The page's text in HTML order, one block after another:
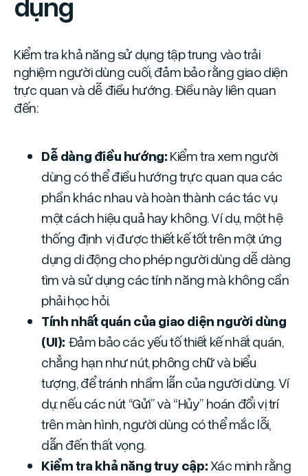
Kiểm tra khả năng sử dụng tập trung vào trải
nghiệm người dùng cuối, đảm bảo rằng giao diện
trực quan và dễ điều hướng. Điều này liên quan
đến:
Dễ dàng điều hướng: Kiểm tra xem người
dùng có thể điều hướng trực quan qua các
phần khác nhau và hoàn thành các tác vụ
một cách hiệu quả hay không. Ví dụ, một hệ
thống định vị được thiết kế tốt trên một ứng
dụng di động cho phép người dùng dễ dàng
tìm và sử dụng các tính năng mà không cần
phải học hỏi.
Tính nhất quán của giao diện người dùng
(UI): Đảm bảo các yếu tố thiết kế nhất quán,
chẳng hạn như nút, phông chữ và biểu
tượng, để tránh nhầm lẫn của người dùng. Ví
dụ: nếu các nút “Gửi” và “Hủy” hoán đổi vị trí
trên màn hình, người dùng có thể mắc lỗi,
dẫn đến thất vọng.
Kiểm tra khả năng truy cập:Xác minh rằng